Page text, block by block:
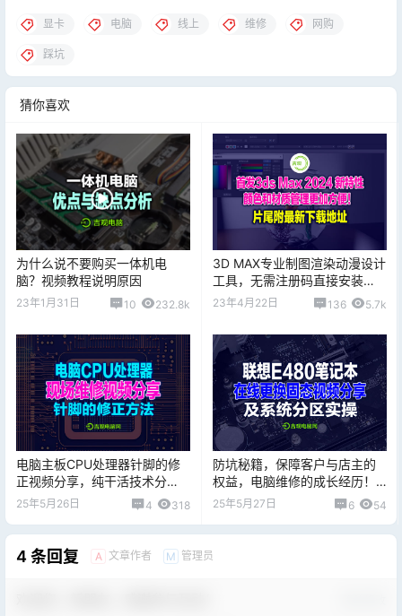
显卡 电脑 线上 维修 网购
踩坑
猜你喜欢
为什么说不要购买一体机电
脑？视频教程说明原因
23年1月31日 10 232.8k
3D MAX专业制图渲染动漫设计
工具，无需注册码直接安装
版，片尾附下载地址
23年4月22日 136 5.7k
电脑主板CPU处理器针脚的修
正视频分享，纯干活技术分
享！
25年5月26日 4 318
防坑秘籍，保障客户与店主的
权益，电脑维修的成长经历！
值得各老铁们借鉴！
25年5月27日 6 54
4 条回复 A 文章作者 M 管理员